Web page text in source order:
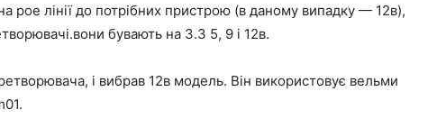
poe лінії до потрібних пристрою (в даному випадку — 12в),
бувають на 3.3 5, 9 і 12в.
і вибрав 12в модель. Він використовує вельми